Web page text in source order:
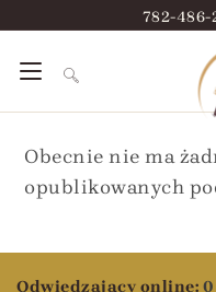
782-486-
Obecnie nie ma
opublikowanych
Odwiedzający online: 0